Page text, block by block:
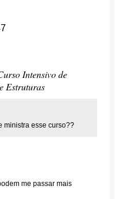
Intensivo de
Estruturas
ministra esse curso??
me passar mais